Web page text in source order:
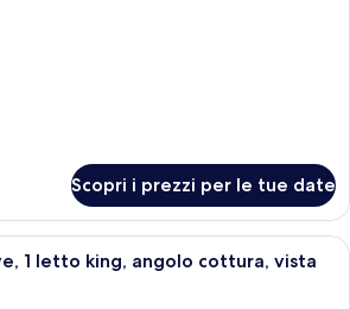
Scopri i prezzi per le tue date
Camera d'albergo moderna con un
1 letto king, angolo cottura, vista